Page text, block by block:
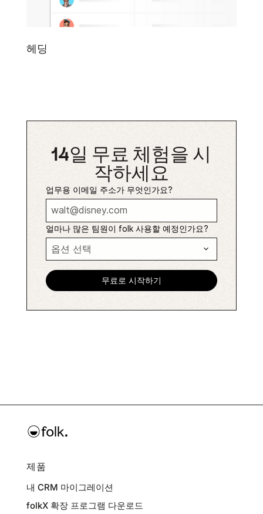
헤딩
14일 무료 체험을 시
작하세요
업무용 이메일 주소가 무엇인가요?
얼마나 많은 팀원이 folk 사용할 예정인가요?
제품
내 CRM 마이그레이션
folkX 확장 프로그램 다운로드